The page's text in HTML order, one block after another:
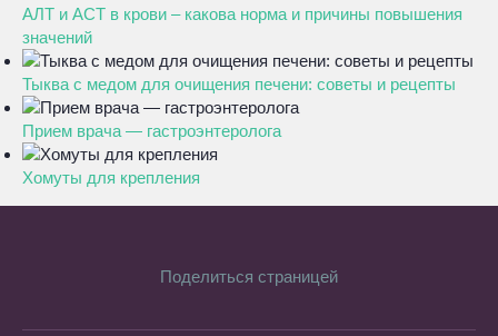
АЛТ и АСТ в крови – какова норма и причины повышения
значений
Тыква с медом для очищения печени: советы и рецепты
Прием врача — гастроэнтеролога
Хомуты для крепления
Поделиться страницей